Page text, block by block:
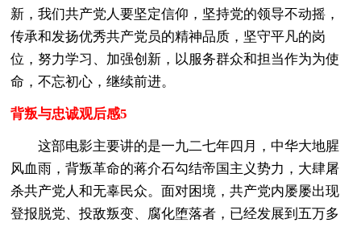
新，我们共产党人要坚定信仰，坚持党的领导不动摇，
传承和发扬优秀共产党员的精神品质，坚守平凡的岗
位，努力学习、加强创新，以服务群众和担当作为为使
命，不忘初心，继续前进。
背叛与忠诚观后感5
这部电影主要讲的是一九二七年四月，中华大地腥
风血雨，背叛革命的蒋介石勾结帝国主义势力，大肆屠
杀共产党人和无辜民众。面对困境，共产党内屡屡出现
登报脱党、投敌叛变、腐化堕落者，已经发展到五万多